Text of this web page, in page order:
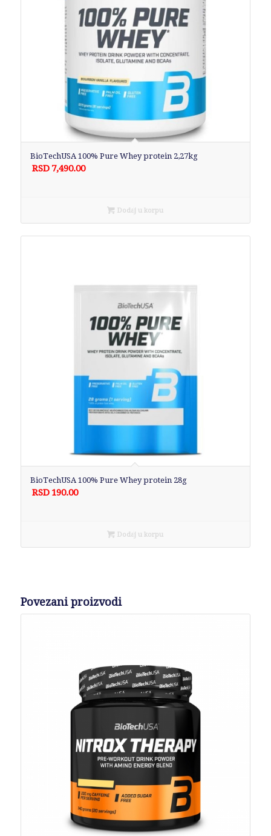
BioTechUSA 100% Pure Whey protein 2,27kg
RSD 7,490.00
Dodaj u korpu
BioTechUSA 100% Pure Whey protein 28g
RSD 190.00
Dodaj u korpu
Povezani proizvodi